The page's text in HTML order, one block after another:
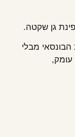
גן שקטה.
מבלי
עומק,